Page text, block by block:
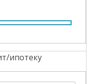
ипотеку